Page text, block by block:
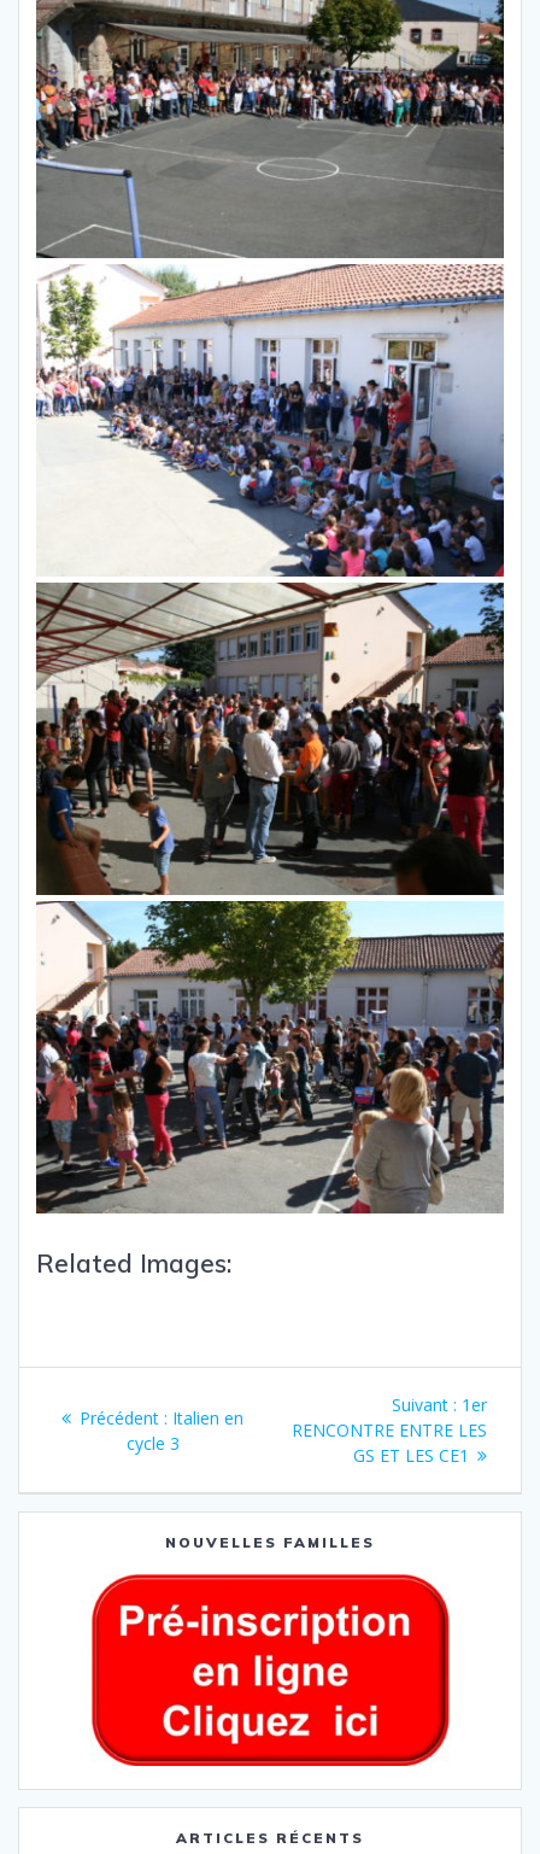
Related Images:
Précédent : Italien en
cycle 3
Suivant : 1er
RENCONTRE ENTRE LES
GS ET LES CE1
NOUVELLES FAMILLES
ARTICLES RÉCENTS